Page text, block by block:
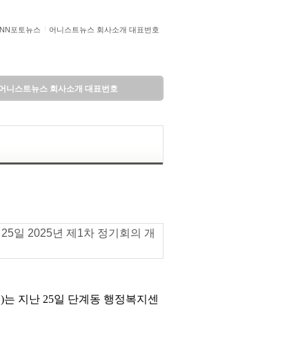
포토뉴스 어니스트뉴스 회사소개 대표번호
니스트뉴스 회사소개 대표번호
일 2025년 제1차 정기회의 개
지난 25일 단계동 행정복지센